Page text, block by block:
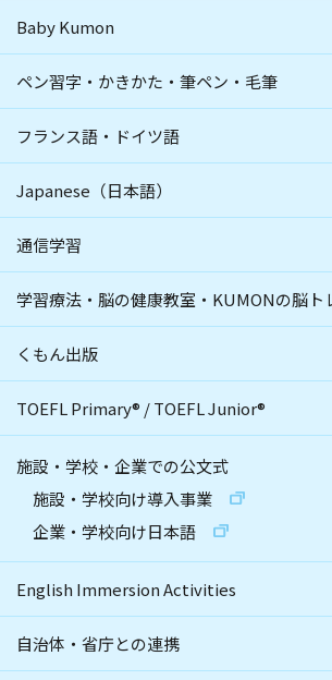
Baby Kumon
ペン習字・かきかた・筆ペン・毛筆
フランス語・ドイツ語
Japanese（日本語）
通信学習
学習療法・脳の健康教室・KUMONの脳ト
くもん出版
TOEFL Primary® /TOEFL Junior®
施設・学校・企業での公文式
施設・学校向け導入事業
企業・学校向け日本語
English Immersion Activities
自治体・省庁との連携